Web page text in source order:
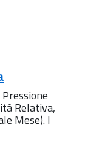
Relativa,
Mese). I